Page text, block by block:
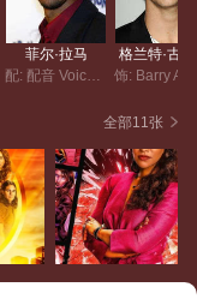
菲尔·拉马
格兰特·古
全部11张